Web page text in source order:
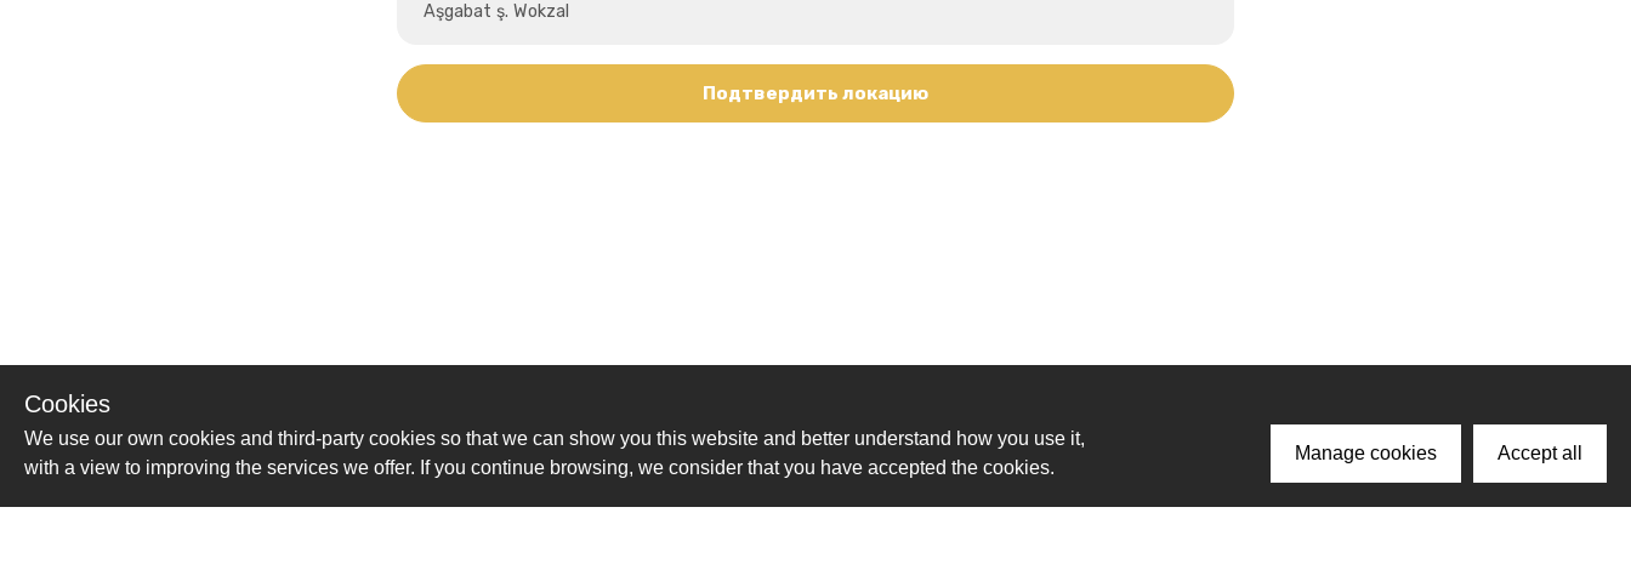
Aşgabat ş. Wokzal
Подтвердить локацию
Cookies
We use our own cookies and third-party cookies so that we can show you this website and better understand how you use it,
with a view to improving the services we offer. If you continue browsing, we consider that you have accepted the cookies.
Manage cookies Accept all